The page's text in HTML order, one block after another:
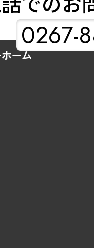
0267-
ーム